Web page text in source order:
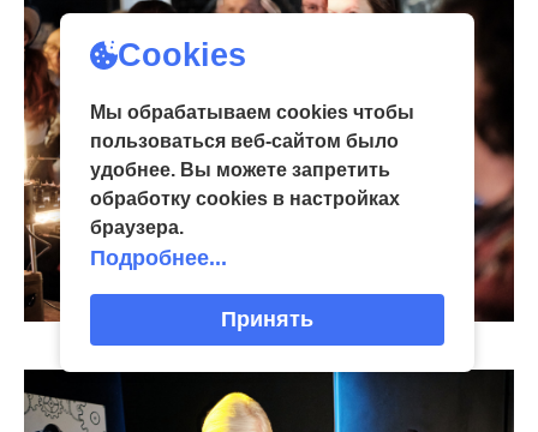
Cookies
Мы обрабатываем cookies чтобы
пользоваться веб-сайтом было
удобнее. Вы можете запретить
обработку сookies в настройках
браузера.
Подробнее...
Принять